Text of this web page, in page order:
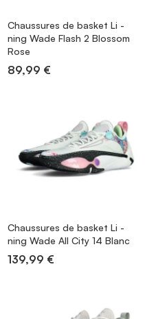
Chaussures de basket Li -
ning Wade Flash 2 Blossom
Rose
89,99 €
Chaussures de basket Li -
ning Wade All City 14 Blanc
139,99 €